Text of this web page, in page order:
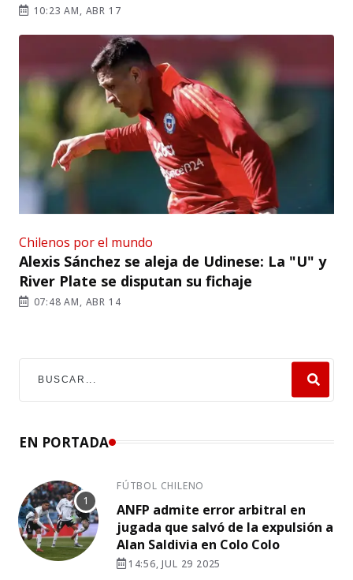
10:23 AM, ABR 17
Chilenos por el mundo
Alexis Sánchez se aleja de Udinese: La "U" y
River Plate se disputan su fichaje
07:48 AM, ABR 14
EN PORTADA
FÚTBOL CHILENO
ANFP admite error arbitral en
jugada que salvó de la expulsión a
Alan Saldivia en Colo Colo
14:56, JUL 29 2025